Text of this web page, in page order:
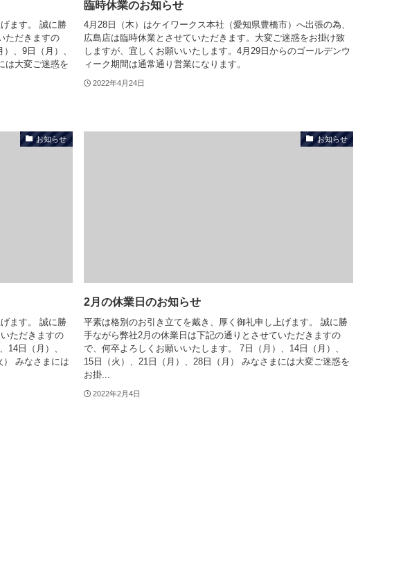
ます。 誠に勝
ただきますの
、9日（月）、
は大変ご迷惑を
臨時休業のお知らせ
4月28日（木）はケイワークス本社（愛知県豊橋市）へ出張の為、
広島店は臨時休業とさせていただきます。大変ご迷惑をお掛け致
しますが、宜しくお願いいたします。4月29日からのゴールデンウ
ィーク期間は通常通り営業になります。
2022年4月24日
お知らせ
ます。 誠に勝
ただきますの
14日（月）、
） みなさまには
お知らせ
2月の休業日のお知らせ
平素は格別のお引き立てを戴き、厚く御礼申し上げます。 誠に勝
手ながら弊社2月の休業日は下記の通りとさせていただきますの
で、何卒よろしくお願いいたします。 7日（月）、14日（月）、
15日（火）、21日（月）、28日（月） みなさまには大変ご迷惑を
お掛...
2022年2月4日